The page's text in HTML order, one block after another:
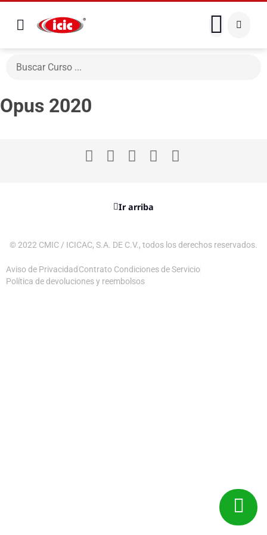
Opus 2020
Ir arriba
© 2022 CMIC / ICICAC, S.A. DE C.V., todos los derechos reservados.
Aviso de Privacidad Contrato Condiciones de Servicio
Política de devoluciones y reembolsos